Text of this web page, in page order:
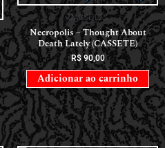
CASSETES
Necropolis – Thought About
Death Lately (CASSETE)
R$90,00
Adicionar ao carrinho